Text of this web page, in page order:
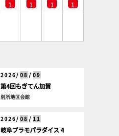
1 1 1 1
2026/ 08 / 09
第4回もぎてん加賀
別所地区会館
2026/ 08 / 11
岐阜プラモパラダイス 4